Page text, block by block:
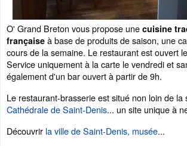
O' Grand Breton vous propose une cuisine
française à base de produits de saison, une
cours de la semaine. Le restaurant est ouvert
Service uniquement à la carte le vendredi et
également d'un bar ouvert à partir de 9h.
Le restaurant-brasserie est situé non loin de la
Cathédrale de Saint-Denis... un site unique à
Découvrir la ville de Saint-Denis, musée...